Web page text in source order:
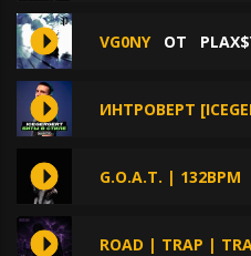
VG0NYОТ
ИНТРОВЕРТ
G.O.A.T. | 132BPM
ROAD | TRAP |